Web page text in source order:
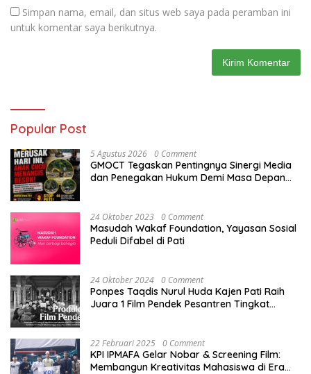
Simpan nama, email, dan situs web saya pada peramban ini
untuk komentar saya berikutnya.
Popular Post
5 Agustus 2026 0 Comment
GMOCT Tegaskan Pentingnya Sinergi Media
dan Penegakan Hukum Demi Masa Depan
24 Oktober 2023 0 Comment
Masudah Wakaf Foundation, Yayasan Sosial
Peduli Difabel di Pati
24 Oktober 2024 0 Comment
Ponpes Taqdis Nurul Huda Kajen Pati Raih
Juara 1 Film Pendek Pesantren Tingkat
22 Februari 2025 0 Comment
KPI IPMAFA Gelar Nobar & Screening Film:
Membangun Kreativitas Mahasiswa di Era